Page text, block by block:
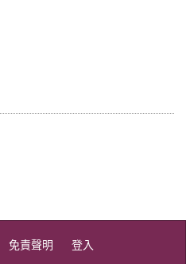
免責聲明 登入